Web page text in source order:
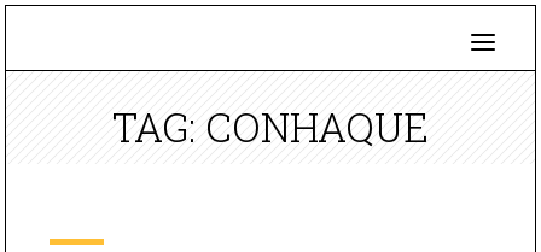
TAG: CONHAQUE